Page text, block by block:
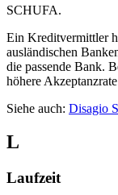
SCHUFA.
Ein Kreditvermittler
ausländischen
die passende Bank.
höhere
Siehe auch: Disagio
L
Laufzeit